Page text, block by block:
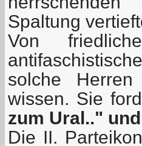
Spaltung
Von
solche
wissen. Sie
zum Ural.."
Die II.